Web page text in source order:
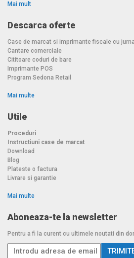
Mai mult
Descarca oferte
Case de marcat si imprimante fiscale cu
Cantare comerciale
Cititoare coduri de bare
Imprimante POS
Program Sedona Retail
Mai multe
Utile
Proceduri
Instructiuni case de marcat
Download
Blog
Plateste o factura
Livrare si garantie
Mai multe
Aboneaza-te la newsletter
Pentru a fi la curent cu ultimele noutati din